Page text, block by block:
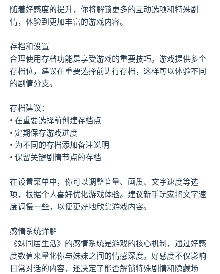
随着好感度的提升，你将解锁更多的互动选项和特殊剧
情，体验到更加丰富的游戏内容。
存档和设置
合理使用存档功能是享受游戏的重要技巧。游戏提供多个
存档位，建议在重要选择前进行存档，这样可以体验不同
的剧情分支。
存档建议：
• 在重要选择前创建存档点
• 定期保存游戏进度
• 为不同的存档添加备注说明
• 保留关键剧情节点的存档
在设置菜单中，你可以调整音量、画质、文字速度等选
项，根据个人喜好优化游戏体验。建议新手玩家将文字速
度调慢一些，以便更好地欣赏游戏内容。
感情系统详解
《妹同居生活》的感情系统是游戏的核心机制，通过好感
度数值来量化你与妹妹之间的情感深度。好感度不仅影响
日常对话的内容，还决定了能否解锁特殊剧情和隐藏场